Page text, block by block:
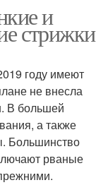
и
стрижки
году имеют
не внесла
В большей
а также
Большинство
рваные